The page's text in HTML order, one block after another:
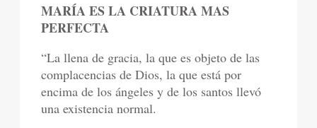
MARÍA ES LA CRIATURA MAS
PERFECTA
“La llena de gracia, la que es objeto de las
complacencias de Dios, la que está por
encima de los ángeles y de los santos llevó
una existencia normal.